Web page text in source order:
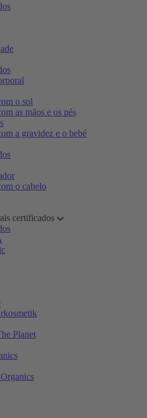
o sol
as mãos e os pés
a gravidez e o bebé
o cabelo
certificados
Planet